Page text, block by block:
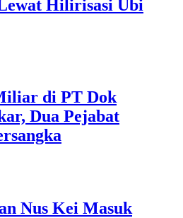
Hilirisasi Ubi
di PT Dok
Dua Pejabat
Nus Kei Masuk